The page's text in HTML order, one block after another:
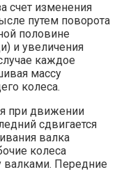
счет изменения
путем поворота
половине
и увеличения
каждое
массу
колеса.
при движении
сдвигается
валка
колеса
валками. Передние